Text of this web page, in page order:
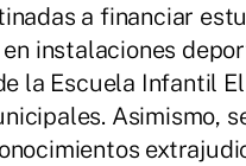
a financiar
instalaciones
la Escuela Infantil
Asimismo,